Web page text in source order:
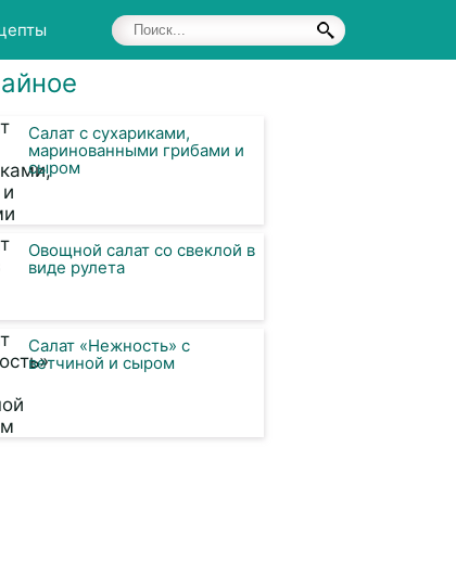
Салат с сухариками,
маринованными грибами и
сыром
Овощной салат со свеклой в
виде рулета
Салат «Нежность» с
ветчиной и сыром